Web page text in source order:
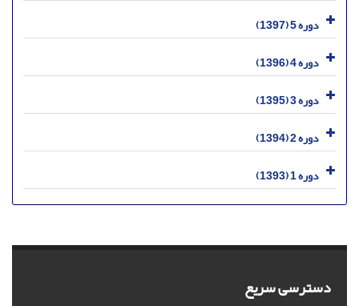
دوره 5 (1397)
دوره 4 (1396)
دوره 3 (1395)
دوره 2 (1394)
دوره 1 (1393)
دسترسی سریع